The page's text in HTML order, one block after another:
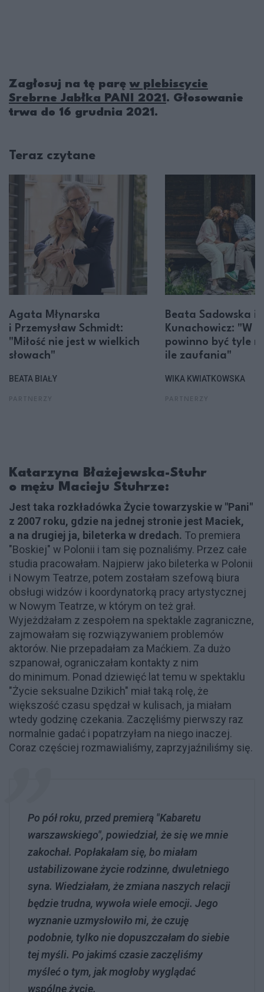
Zagłosuj na tę paręw plebiscycie
Srebrne Jabłka PANI 2021 . Głosowanie
trwa do 16 grudnia 2021.
Teraz czytane
Agata Młynarska
i Przemysław Schmidt:
"Miłość nie jest w wielkich
słowach"
BEATA BIAŁY
Beata Sadowska i
Kunachowicz: "W
powinno być tyle
ile zaufania"
WIKA KWIATKOWSKA
Katarzyna Błażejewska-Stuhr
o mężu Macieju Stuhrze:
Jest taka rozkładówka Życie towarzyskie w "Pani"
z 2007 roku, gdzie na jednej stronie jest Maciek,
a na drugiej ja, bileterka w dredach. To premiera
"Boskiej" w Polonii i tam się poznaliśmy. Przez całe
studia pracowałam. Najpierw jako bileterka w Polonii
i Nowym Teatrze, potem zostałam szefową biura
obsługi widzów i koordynatorką pracy artystycznej
w Nowym Teatrze, w którym on też grał.
Wyjeżdżałam z zespołem na spektakle zagraniczne,
zajmowałam się rozwiązywaniem problemów
aktorów. Nie przepadałam za Maćkiem. Za dużo
szpanował, ograniczałam kontakty z nim
do minimum. Ponad dziewięć lat temu w spektaklu
"Życie seksualne Dzikich" miał taką rolę, że
większość czasu spędzał w kulisach, ja miałam
wtedy godzinę czekania. Zaczęliśmy pierwszy raz
normalnie gadać i popatrzyłam na niego inaczej.
Coraz częściej rozmawialiśmy, zaprzyjaźniliśmy się.
Po pół roku, przed premierą "Kabaretu
warszawskiego", powiedział, że się we mnie
zakochał. Popłakałam się, bo miałam
ustabilizowane życie rodzinne, dwuletniego
syna. Wiedziałam, że zmiana naszych relacji
będzie trudna, wywoła wiele emocji. Jego
wyznanie uzmysłowiło mi, że czuję
podobnie, tylko nie dopuszczałam do siebie
tej myśli. Po jakimś czasie zaczęliśmy
myśleć o tym, jak mogłoby wyglądać
wspólne życie.